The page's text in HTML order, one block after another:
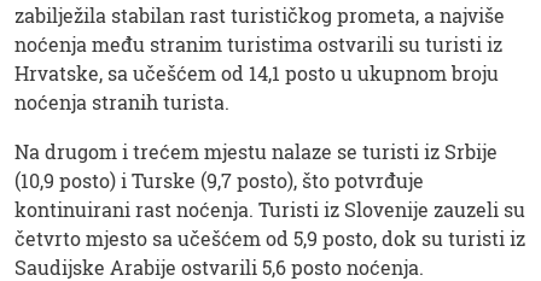
zabilježila stabilan rast turističkog prometa, a najviše
noćenja među stranim turistima ostvarili su turisti iz
Hrvatske, sa učešćem od 14,1 posto u ukupnom broju
noćenja stranih turista.
Na drugom i trećem mjestu nalaze se turisti iz Srbije
(10,9 posto) i Turske (9,7 posto), što potvrđuje
kontinuirani rast noćenja. Turisti iz Slovenije zauzeli su
četvrto mjesto sa učešćem od 5,9 posto, dok su turisti iz
Saudijske Arabije ostvarili 5,6 posto noćenja.